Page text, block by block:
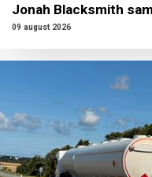
Jonah Blacksmith
09 august 2026